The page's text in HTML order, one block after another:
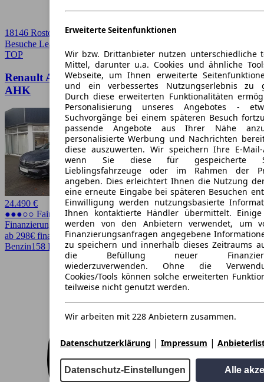
Erweiterte Seitenfunktionen
Wir bzw. Drittanbieter nutzen unterschiedliche
Mittel, darunter u.a. Cookies und ähnliche
Webseite, um Ihnen erweiterte
und ein verbessertes Nutzungserlebnis zu
Durch diese erweiterten Funktionalitäten
Personalisierung unseres Angebotes -
Suchvorgänge bei einem späteren Besuch
passende Angebote aus Ihrer Nähe
personalisierte Werbung und Nachrichten
diese auszuwerten. Wir speichern Ihre E-Mail-
wenn Sie diese für gespeicherte
Lieblingsfahrzeuge oder im Rahmen der
angeben. Dies erleichtert Ihnen die Nutzung
eine erneute Eingabe bei späteren Besuchen
Einwilligung werden nutzungsbasierte
Ihnen kontaktierte Händler übermittelt. Einige
werden von den Anbietern verwendet, um
Finanzierungsanfragen angegebene
zu speichern und innerhalb dieses Zeitraums
die Befüllung neuer
wiederzuverwenden. Ohne die
Cookies/Tools können solche erweiterten
teilweise nicht genutzt werden.
Wir arbeiten mit 228 Anbietern zusammen.
Datenschutzerklärung | Impressum |
Datenschutz-Einstellungen Alle
18146 Rostock
Besuche Leasingmarkt
TOP
Renault Austral Techno, Navi, Kamera, Automatik,
AHK
24.490 €
●●●○○ Fairer Preis
Finanzierung möglich
ab 298€ finanzieren ↗
Benzin158 PS (116 kW)43.001 kmEZ 12/2023 Automatik4 Türen